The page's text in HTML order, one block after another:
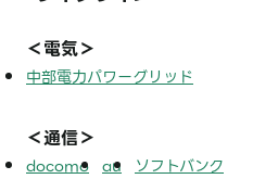
＜電気＞
中部電力パワーグリッド
＜通信＞
docomo au ソフトバンク